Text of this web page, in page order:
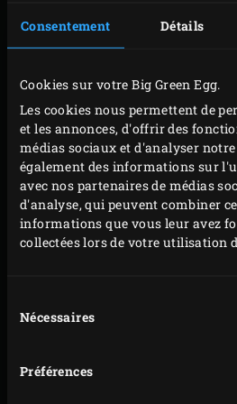
Consentement Détails
Cookies sur votre Big Green Egg.
Les cookies nous permettent de
et les annonces, d'offrir des
médias sociaux et d'analyser
également des informations sur
avec nos partenaires de médias
d'analyse, qui peuvent combiner
informations que vous leur avez
collectées lors de votre utilisation
duNécessaires
Préférences
Placez la boîte sur la grille,
l’EGG et faites confire
Dans l’intervalle, battez un
un saladier. Salez et poivrez
le céleri-rave, puis coupez-
les deux autres patates sur
le tout dans le mélange
ce que les légumes soient
par le mélange.
de la grille et versez le
récupérez la graisse dans
l’ail et l’oignon et laissez